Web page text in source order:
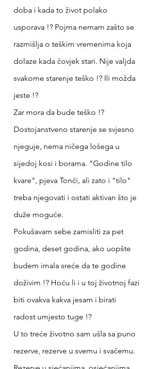
doba i kada to život polako
usporava !? Pojma nemam zašto se
razmišlja o teškim vremenima koja
dolaze kada čovjek stari. Nije valjda
svakome starenje teško !? Ili možda
jeste !?
Zar mora da bude teško !?
Dostojanstveno starenje se svjesno
njeguje, nema ničega lošega u
sijedoj kosi i borama. "Godine tilo
kvare", pjeva Tonči, ali zato i "tilo"
treba njegovati i ostati aktivan što je
duže moguće.
Pokušavam sebe zamisliti za pet
godina, deset godina, ako uopšte
budem imala sreće da te godine
doživim !? Hoću li i u toj životnoj fazi
biti ovakva kakva jesam i birati
radost umjesto tuge !?
U to treće životno sam ušla sa puno
rezerve, rezerve u svemu i svačemu.